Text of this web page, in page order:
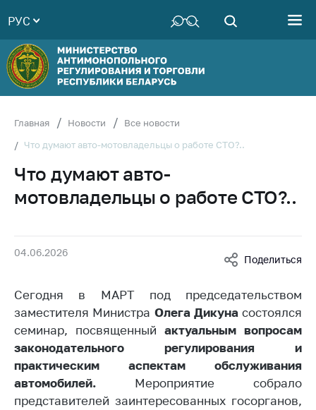
Руководство
Структура
Министерства
Территориальные
Антикоррупционная
деятельность
совет
Награждения
Белорусская
универсальная
товарная биржа
Общественная
жизнь
РУС
Главная Новости
Все новости
Что думают авто-мотовладельцы о работе СТО?..
Что думают авто-
мотовладельцы о работе СТО?..
04.06.2026
Поделиться
Сегодня в МАРТ под председательством
заместителя Министра Олега Дикунасостоялся
семинар, посвященный актуальным вопросам
законодательного регулирования и
практическим аспектам обслуживания
автомобилей. Мероприятие собрало
представителей заинтересованных госорганов,